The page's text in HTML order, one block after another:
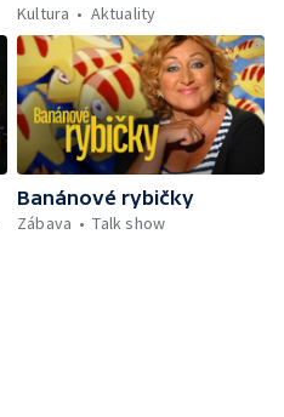
Kultura
Aktuality
Banánové rybičky
Zábava
Talk show